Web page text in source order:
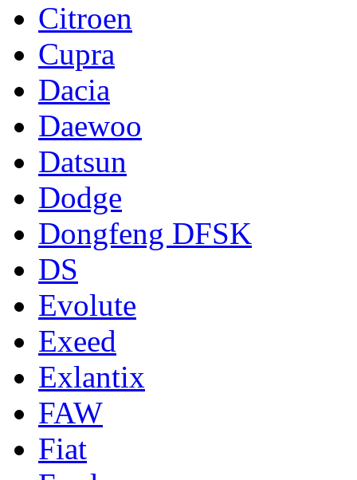
Citroen
Cupra
Dacia
Daewoo
Datsun
Dodge
Dongfeng DFSK
DS
Evolute
Exeed
Exlantix
FAW
Fiat